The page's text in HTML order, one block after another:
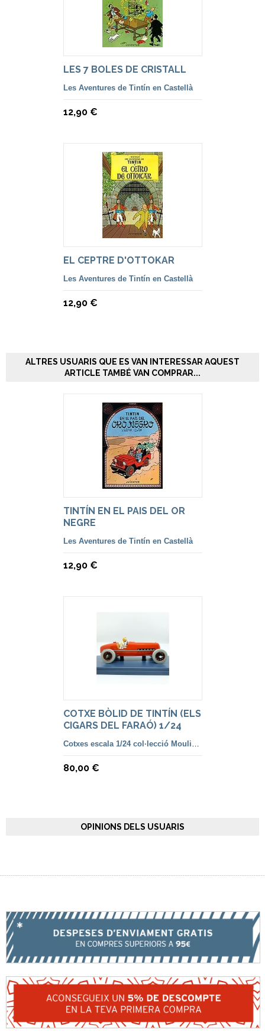
LES 7 BOLES DE CRISTALL
Les Aventures de Tintín en Castellà
12,90 €
EL CEPTRE D'OTTOKAR
Les Aventures de Tintín en Castellà
12,90 €
ALTRES USUARIS QUE ES VAN INTERESSAR AQUEST
ARTICLE TAMBÉ VAN COMPRAR...
TINTÍN EN EL PAIS DEL OR
NEGRE
Les Aventures de Tintín en Castellà
12,90 €
COTXE BÒLID DE TINTÍN (ELS
CIGARS DEL FARAÓ) 1/24
Cotxes escala 1/24 col·lecció Moulinsart
80,00 €
OPINIONS DELS USUARIS